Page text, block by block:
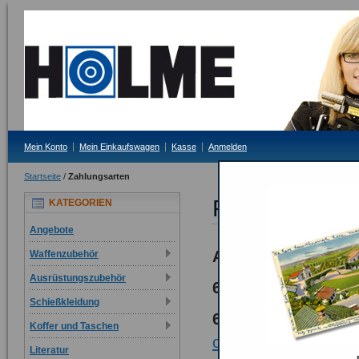
Mein Konto Mein Einkaufswagen Kasse Anmelden
Startseite / Zahlungsarten
Preise und
Auszug aus
6.
Preise und
6.1.
Alle auf
onlineshop.de
KATEGORIEN
Angebote
Waffenzubehör
Ausrüstungszubehör
Schießkleidung
Koffer und Taschen
Literatur